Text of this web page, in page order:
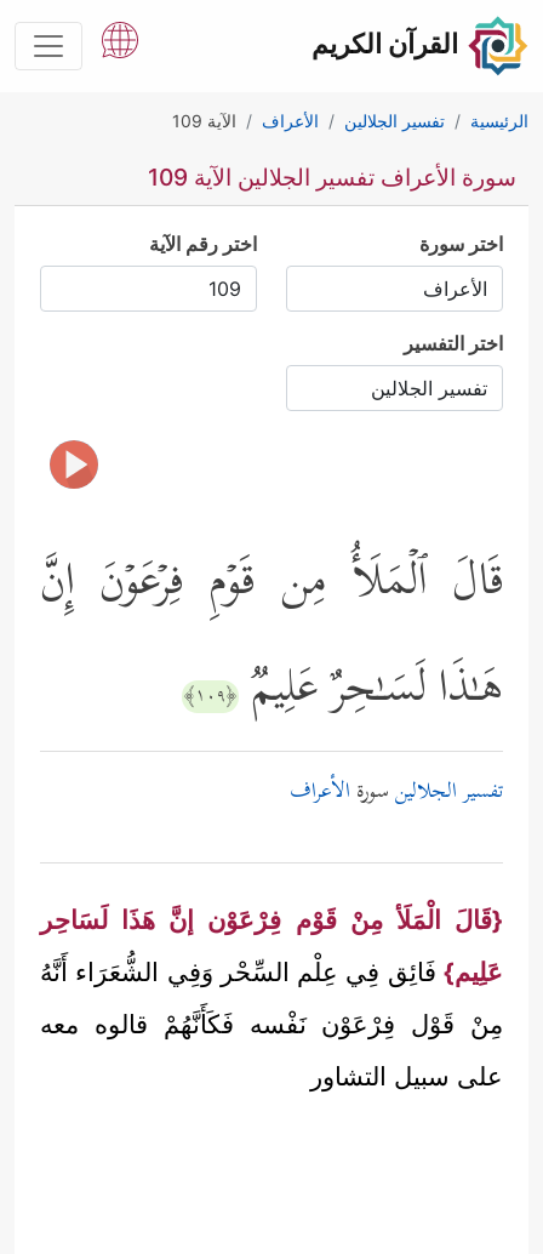
القرآن الكريم
الرئيسية تفسير الجلالين الأعراف الآية 109
سورة الأعراف تفسير الجلالين الآية 109
اختر سورة اختر رقم الآية
اختر التفسير
قَالَ ٱلۡمَلَأُ مِن قَوۡمِ فِرۡعَوۡنَ إِنَّ
هَـٰذَا لَسَـٰحِرٌ عَلِیمࣱ ﴿١٠٩﴾
تفسير الجلالينسورة الأعراف
{قَالَ الْمَلَأ مِنْ قَوْم فِرْعَوْن إنَّ هَذَا لَسَاحِر
عَلِيم} فَائِق فِي عِلْم السِّحْر وَفِي الشُّعَرَاء أَنَّهُ
مِنْ قَوْل فِرْعَوْن نَفْسه فَكَأَنَّهُمْ قالوه معه
على سبيل التشاور